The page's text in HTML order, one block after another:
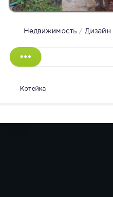
Недвижимость / Дизайн
Котейка